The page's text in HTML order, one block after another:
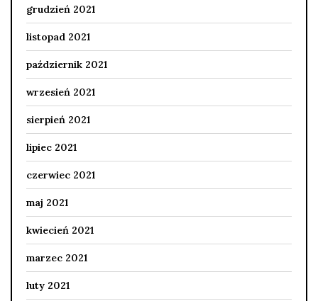
grudzień 2021
listopad 2021
październik 2021
wrzesień 2021
sierpień 2021
lipiec 2021
czerwiec 2021
maj 2021
kwiecień 2021
marzec 2021
luty 2021